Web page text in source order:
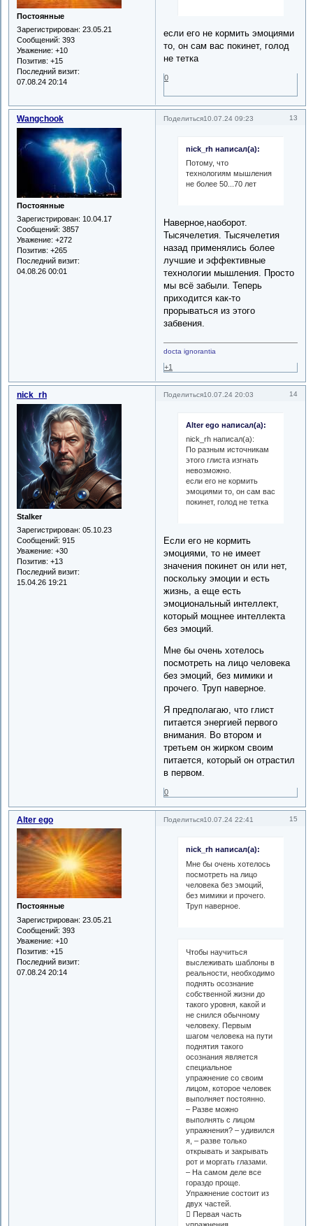
Постоянные
Зарегистрирован: 23.05.21
Сообщений: 393
Уважение: +10
Позитив: +15
Последний визит:
07.08.24 20:14
если его не кормить эмоциями
то, он сам вас покинет, голод
не тетка
0
Поделиться 13
10.07.24 09:23
Wangchook
Постоянные
Зарегистрирован: 10.04.17
Сообщений: 3857
Уважение: +272
Позитив: +265
Последний визит:
04.08.26 00:01
nick_rh написал(а):
Потому, что
технологиям мышления
не более 50...70 лет
Наверное,наоборот.
Тысячелетия. Тысячелетия
назад применялись более
лучшие и эффективные
технологии мышления. Просто
мы всё забыли. Теперь
приходится как-то
прорываться из этого
забвения.
docta ignorantia
+1
Поделиться 14
10.07.24 20:03
nick_rh
Stalker
Зарегистрирован: 05.10.23
Сообщений: 915
Уважение: +30
Позитив: +13
Последний визит:
15.04.26 19:21
Alter ego написал(а):
nick_rh написал(а):
По разным источникам
этого глиста изгнать
невозможно.
если его не кормить
эмоциями то, он сам вас
покинет, голод не тетка
Если его не кормить
эмоциями, то не имеет
значения покинет он или нет,
поскольку эмоции и есть
жизнь, а еще есть
эмоциональный интеллект,
который мощнее интеллекта
без эмоций.
Мне бы очень хотелось
посмотреть на лицо человека
без эмоций, без мимики и
прочего. Труп наверное.
Я предполагаю, что глист
питается энергией первого
внимания. Во втором и
третьем он жирком своим
питается, который он отрастил
в первом.
0
Поделиться 15
10.07.24 22:41
Alter ego
Постоянные
Зарегистрирован: 23.05.21
Сообщений: 393
Уважение: +10
Позитив: +15
Последний визит:
07.08.24 20:14
nick_rh написал(а):
Мне бы очень хотелось
посмотреть на лицо
человека без эмоций,
без мимики и прочего.
Труп наверное.
Чтобы научиться
выслеживать шаблоны в
реальности, необходимо
поднять осознание
собственной жизни до
такого уровня, какой и
не снился обычному
человеку. Первым
шагом человека на пути
поднятия такого
осознания является
специальное
упражнение со своим
лицом, которое человек
выполняет постоянно.
– Разве можно
выполнять с лицом
упражнения? – удивился
я, – разве только
открывать и закрывать
рот и моргать глазами.
– На самом деле все
гораздо проще.
Упражнение состоит из
двух частей.
 Первая часть
упражнения